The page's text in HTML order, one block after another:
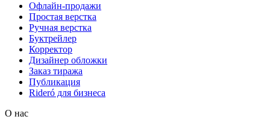
Офлайн-продажи
Простая верстка
Ручная верстка
Буктрейлер
Корректор
Дизайнер обложки
Заказ тиража
Публикация
Rideró для бизнеса
О нас